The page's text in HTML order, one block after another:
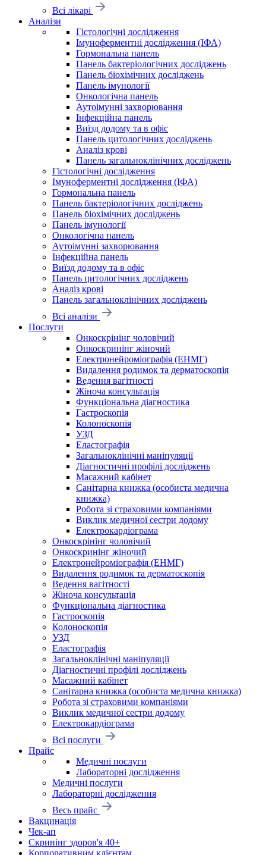
Всі лікарі
Аналізи
Гістологічні дослідження
Імуноферментні дослідження (ІФА)
Гормональна панель
Панель бактеріологічних досліджень
Панель біохімічних досліджень
Панель імунології
Онкологічна панель
Аутоімунні захворювання
Інфекційна панель
Виїзд додому та в офіс
Панель цитологічних досліджень
Аналіз крові
Панель загальноклінічних досліджень
Гістологічні дослідження
Імуноферментні дослідження (ІФА)
Гормональна панель
Панель бактеріологічних досліджень
Панель біохімічних досліджень
Панель імунології
Онкологічна панель
Аутоімунні захворювання
Інфекційна панель
Виїзд додому та в офіс
Панель цитологічних досліджень
Аналіз крові
Панель загальноклінічних досліджень
Всі аналізи
Послуги
Онкоскрінінг чоловічий
Онкоскринінг жіночий
Електронейроміографія (ЕНМГ)
Видалення родимок та дерматоскопія
Ведення вагітності
Жіноча консультація
Функціональна діагностика
Гастроскопія
Колоноскопія
УЗД
Еластографія
Загальноклінічні маніпуляції
Діагностичні профілі досліджень
Масажний кабінет
Санітарна книжка (особиста медична
книжка)
Робота зі страховими компаніями
Виклик медичної сестри додому
Електрокардіограма
Онкоскрінінг чоловічий
Онкоскринінг жіночий
Електронейроміографія (ЕНМГ)
Видалення родимок та дерматоскопія
Ведення вагітності
Жіноча консультація
Функціональна діагностика
Гастроскопія
Колоноскопія
УЗД
Еластографія
Загальноклінічні маніпуляції
Діагностичні профілі досліджень
Масажний кабінет
Санітарна книжка (особиста медична книжка)
Робота зі страховими компаніями
Виклик медичної сестри додому
Електрокардіограма
Всі послуги
Прайс
Медичні послуги
Лабораторні дослідження
Медичні послуги
Лабораторні дослідження
Весь прайс
Вакцинація
Чек-ап
Скринінг здоров'я 40+